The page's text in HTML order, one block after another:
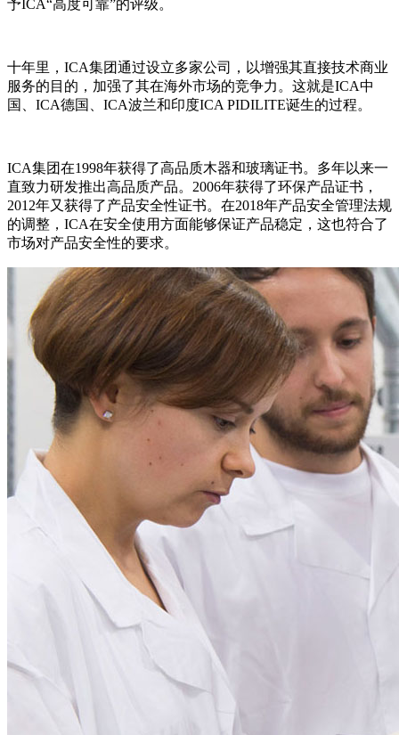
予ICA“高度可靠”的评级。
十年里，ICA集团通过设立多家公司，以增强其直接技术商业
服务的目的，加强了其在海外市场的竞争力。这就是ICA中
国、ICA德国、ICA波兰和印度ICA PIDILITE诞生的过程。
ICA集团在1998年获得了高品质木器和玻璃证书。多年以来一
直致力研发推出高品质产品。2006年获得了环保产品证书，
2012年又获得了产品安全性证书。在2018年产品安全管理法规
的调整，ICA在安全使用方面能够保证产品稳定，这也符合了
市场对产品安全性的要求。